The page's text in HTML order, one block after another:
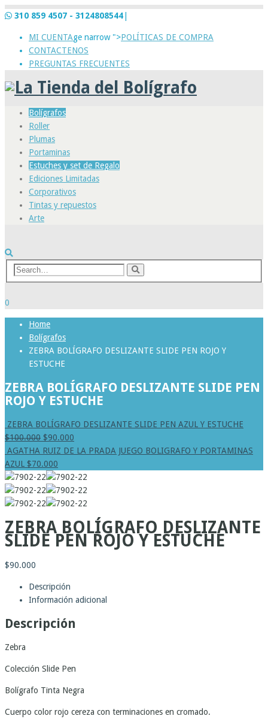
310 859 4507 - 3124808544
MI CUENTAge narrow ">POLÍTICAS DE COMPRA
CONTACTENOS
PREGUNTAS FRECUENTES
Bolígrafos
Roller
Plumas
Portaminas
Estuches y set de Regalo
Ediciones Limitadas
Corporativos
Tintas y repuestos
Arte
0
Home
Bolígrafos
ZEBRA BOLÍGRAFO DESLIZANTE SLIDE PEN ROJO Y
ESTUCHE
ZEBRA BOLÍGRAFO DESLIZANTE SLIDE PEN
ROJO Y ESTUCHE
ZEBRA BOLÍGRAFO DESLIZANTE SLIDE PEN AZUL Y ESTUCHE
$100.000 $90.000
AGATHA RUIZ DE LA PRADA JUEGO BOLIGRAFO Y PORTAMINAS
AZUL $70.000
ZEBRA BOLÍGRAFO DESLIZANTE
SLIDE PEN ROJO Y ESTUCHE
$90.000
Descripción
Información adicional
Descripción
Zebra
Colección Slide Pen
Bolígrafo Tinta Negra
Cuerpo color rojo cereza con terminaciones en cromado.